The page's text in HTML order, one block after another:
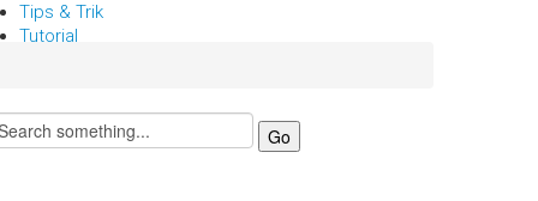
Tips & Trik
Tutorial